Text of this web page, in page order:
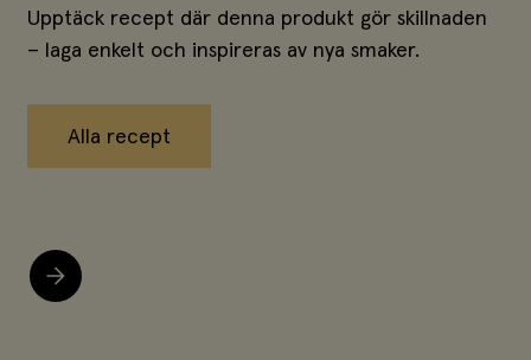
Upptäck recept där denna produkt gör skillnaden
– laga enkelt och inspireras av nya smaker.
Alla recept